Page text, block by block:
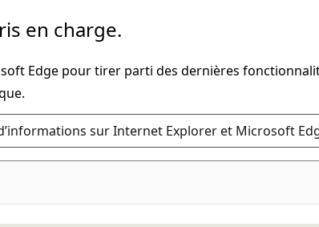
en charge.
Edge pour tirer parti des dernières
sur Internet Explorer et Microsoft